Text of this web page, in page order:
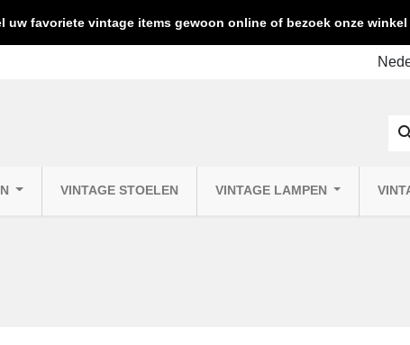
uw favoriete vintage items gewoon online of bezoek onze winkel
VINTAGE STOELEN VINTAGE LAMPEN